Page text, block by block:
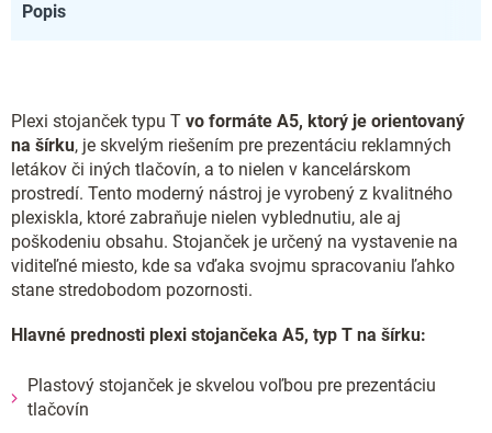
Popis
Plexi stojanček typu T vo formáte A5, ktorý je orientovaný
na šírku, je skvelým riešením pre prezentáciu reklamných
letákov či iných tlačovín, a to nielen v kancelárskom
prostredí. Tento moderný nástroj je vyrobený z kvalitného
plexiskla, ktoré zabraňuje nielen vyblednutiu, ale aj
poškodeniu obsahu. Stojanček je určený na vystavenie na
viditeľné miesto, kde sa vďaka svojmu spracovaniu ľahko
stane stredobodom pozornosti.
Hlavné prednosti plexi stojančeka A5, typ T na šírku:
Plastový stojanček je skvelou voľbou pre prezentáciu
tlačovín